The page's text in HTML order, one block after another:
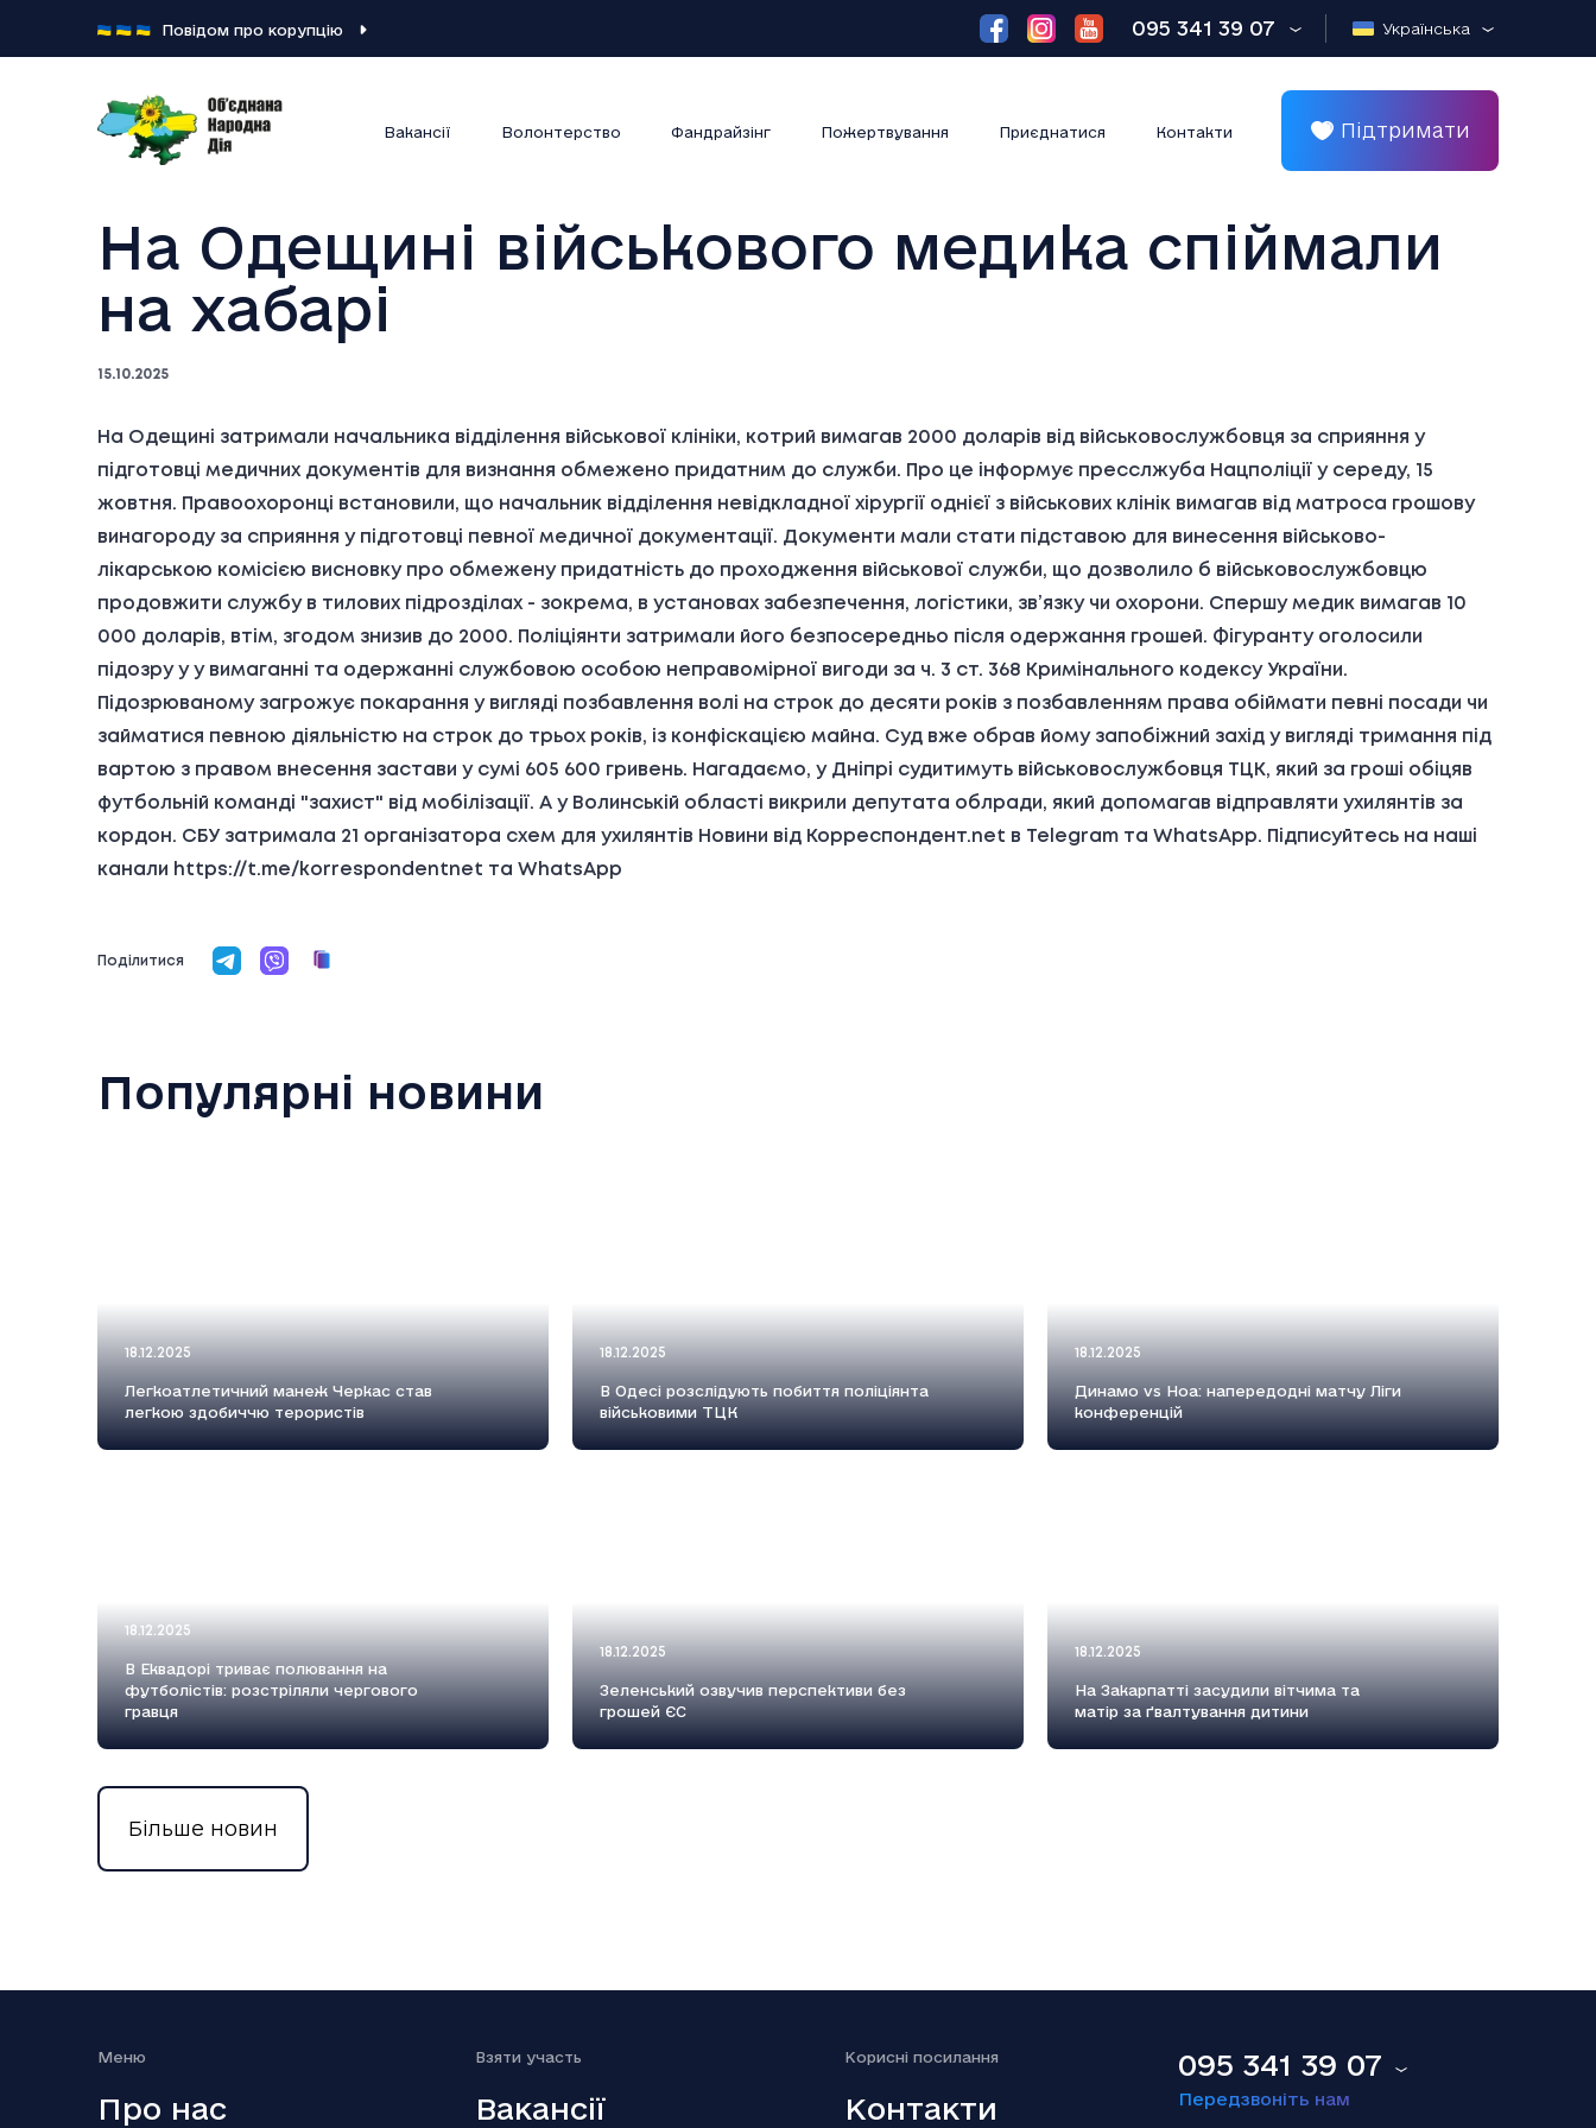
Повідом про корупцію 095 341 39 07 Українська
Вакансії Волонтерство Фандрайзінг Пожертвування Приєднатися Контакти Підтримати
На Одещині військового медика спіймали
на хабарі
15.10.2025
На Одещині затримали начальника відділення військової клініки, котрий вимагав 2000 доларів від військовослужбовця за сприяння у
підготовці медичних документів для визнання обмежено придатним до служби. Про це інформує пресслжуба Нацполіції у середу, 15
жовтня. Правоохоронці встановили, що начальник відділення невідкладної хірургії однієї з військових клінік вимагав від матроса грошову
винагороду за сприяння у підготовці певної медичної документації. Документи мали стати підставою для винесення військово-
лікарською комісією висновку про обмежену придатність до проходження військової служби, що дозволило б військовослужбовцю
продовжити службу в тилових підрозділах - зокрема, в установах забезпечення, логістики, зв’язку чи охорони. Спершу медик вимагав 10
000 доларів, втім, згодом знизив до 2000. Поліціянти затримали його безпосередньо після одержання грошей. Фігуранту оголосили
підозру у у вимаганні та одержанні службовою особою неправомірної вигоди за ч. 3 ст. 368 Кримінального кодексу України.
Підозрюваному загрожує покарання у вигляді позбавлення волі на строк до десяти років з позбавленням права обіймати певні посади чи
займатися певною діяльністю на строк до трьох років, із конфіскацією майна. Суд вже обрав йому запобіжний захід у вигляді тримання під
вартою з правом внесення застави у сумі 605 600 гривень. Нагадаємо, у Дніпрі судитимуть військовослужбовця ТЦК, який за гроші обіцяв
футбольній команді "захист" від мобілізації. А у Волинській області викрили депутата облради, який допомагав відправляти ухилянтів за
кордон. СБУ затримала 21 організатора схем для ухилянтів Новини від Корреспондент.net в Telegram та WhatsApp. Підписуйтесь на наші
канали https://t.me/korrespondentnet та WhatsApp
Поділитися
Популярні новини
18.12.2025
Легкоатлетичний манеж Черкас став
легкою здобиччю терористів
18.12.2025
В Одесі розслідують побиття поліціянта
військовими ТЦК
18.12.2025
Динамо vs Ноа: напередодні матчу Ліги
конференцій
18.12.2025
В Еквадорі триває полювання на
футболістів: розстріляли чергового
гравця
18.12.2025
Зеленський озвучив перспективи без
грошей ЄС
18.12.2025
На Закарпатті засудили вітчима та
матір за ґвалтування дитини
Вийшов п’ятий сезон серіалу Емілі в
Генштаб: Росія посилено атакує на
Smart Holding відзвітував про зниження
Більше новин
Меню
Про нас
Взяти участь
Вакансії
Kорисні посилання
Контакти
095 341 39 07
Передзвоніть нам